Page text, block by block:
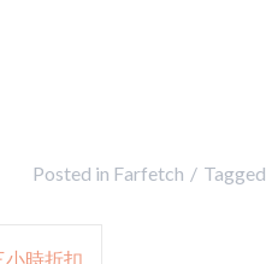
Posted in Farfetch Tagged
小時折扣